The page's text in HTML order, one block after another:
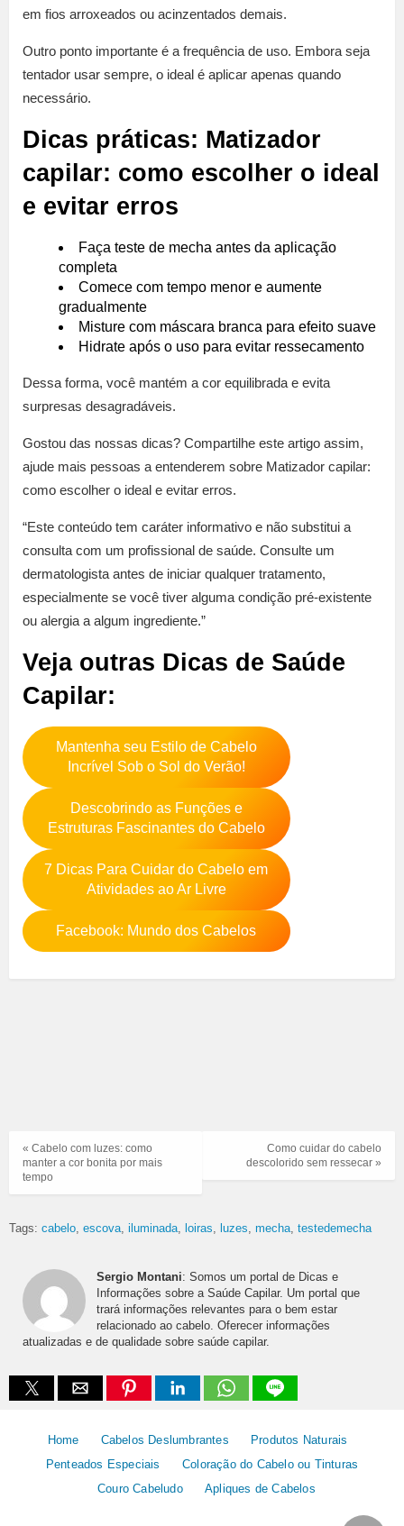
em fios arroxeados ou acinzentados demais.
Outro ponto importante é a frequência de uso. Embora seja
tentador usar sempre, o ideal é aplicar apenas quando
necessário.
Dicas práticas: Matizador
capilar: como escolher o ideal
e evitar erros
Faça teste de mecha antes da aplicação
completa
Comece com tempo menor e aumente
gradualmente
Misture com máscara branca para efeito suave
Hidrate após o uso para evitar ressecamento
Dessa forma, você mantém a cor equilibrada e evita
surpresas desagradáveis.
Gostou das nossas dicas? Compartilhe este artigo assim,
ajude mais pessoas a entenderem sobre Matizador capilar:
como escolher o ideal e evitar erros.
“Este conteúdo tem caráter informativo e não substitui a
consulta com um profissional de saúde. Consulte um
dermatologista antes de iniciar qualquer tratamento,
especialmente se você tiver alguma condição pré-existente
ou alergia a algum ingrediente.”
Veja outras Dicas de Saúde
Capilar:
Mantenha seu Estilo de Cabelo
Incrível Sob o Sol do Verão!
Descobrindo as Funções e
Estruturas Fascinantes do Cabelo
7 Dicas Para Cuidar do Cabelo em
Atividades ao Ar Livre
Facebook: Mundo dos Cabelos
Como cuidar do cabelo
descolorido sem ressecar »
« Cabelo com luzes: como
manter a cor bonita por mais
tempo
Tags: cabelo escova iluminada loiras luzes mecha testedemecha
Sergio Montani: Somos um portal de Dicas e
Informações sobre a Saúde Capilar. Um portal que
trará informações relevantes para o bem estar
relacionado ao cabelo. Oferecer informações
atualizadas e de qualidade sobre saúde capilar.
Home Cabelos Deslumbrantes
Produtos Naturais
Penteados Especiais
Coloração do Cabelo ou Tinturas
Couro Cabeludo
Apliques de Cabelos